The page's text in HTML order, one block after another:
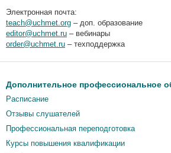
Электронная почта:
teach@uchmet.org – доп. образование
editor@uchmet.ru – вебинары
order@uchmet.ru – техподдержка
Дополнительное профессиональное
Расписание
Отзывы слушателей
Профессиональная переподготовка
Курсы повышения квалификации